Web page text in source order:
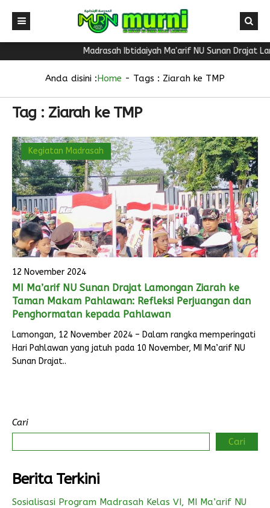
Madrasah Ibtidaiyah Ma'arif NU Sunan Drajat
Anda disini :Home - Tags : Ziarah ke TMP
Tag : Ziarah ke TMP
Kegiatan Madrasah
12 November 2024
MI Ma’arif NU Sunan Drajat Lamongan Ziarah ke
Taman Makam Pahlawan: Refleksi Perjuangan dan
Penghormatan kepada Pahlawan
Lamongan, 12 November 2024 – Dalam rangka memperingati
Hari Pahlawan yang jatuh pada 10 November, MI Ma’arif NU
Sunan Drajat..
Cari
Cari
Berita Terkini
Sosialisasi Program Madrasah Kelas VI, MI Ma’arif NU